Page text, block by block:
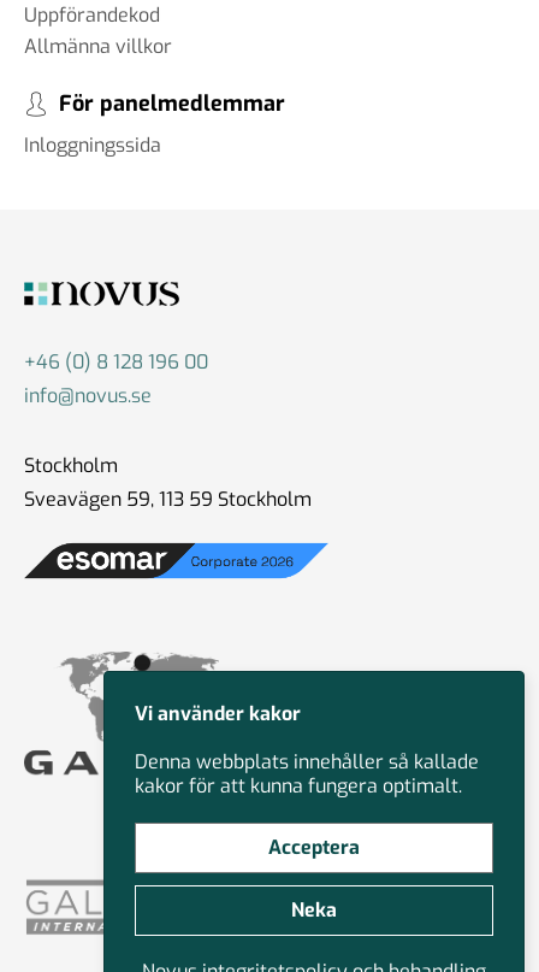
Uppförandekod
Allmänna villkor
För panelmedlemmar
Inloggningssida
+46 (0) 8 128 196 00
info@novus.se
Stockholm
Sveavägen 59, 113 59 Stockholm
Vi använder kakor
Denna webbplats innehåller så kallade
kakor för att kunna fungera optimalt.
Acceptera
Neka